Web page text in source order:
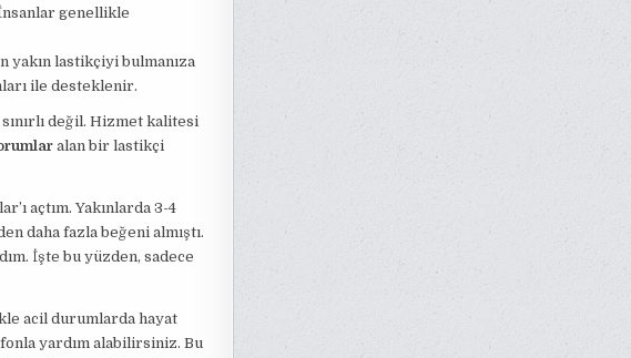
genellikle
lastikçiyi bulmanıza
ile desteklenir.
değil. Hizmet kalitesi
alan bir lastikçi
açtım. Yakınlarda 3-4
daha fazla beğeni almıştı.
İşte bu yüzden, sadece
acil durumlarda hayat
yardım alabilirsiniz. Bu